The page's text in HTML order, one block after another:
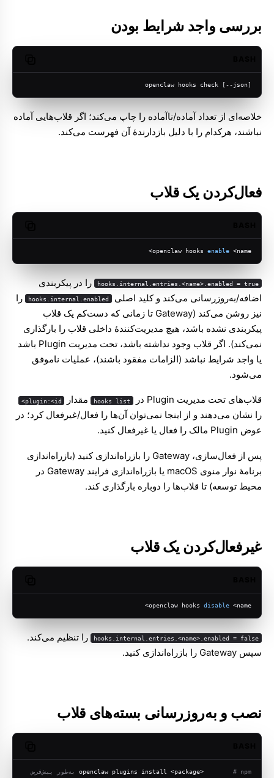
بررسی واجد شرایط بودن
openclaw hooks check [--json]
خلاصه‌ای از تعداد آماده/ناآماده را چاپ می‌کند؛ اگر قلاب‌هایی آماده
نباشند، هرکدام را با دلیل بازدارندهٔ آن فهرست می‌کند.
فعال‌کردن یک قلاب
openclaw hooks enable <name>
hooks.internal.entries.<name>.enabled = true را در پیکربندی
اضافه/به‌روزرسانی می‌کند و کلید اصلی
hooks.internal.enabled را
نیز روشن می‌کند (Gateway تا زمانی که دست‌کم یک قلاب
پیکربندی نشده باشد، هیچ مدیریت‌کنندهٔ داخلی قلاب را بارگذاری
نمی‌کند). اگر قلاب وجود نداشته باشد، تحت مدیریت Plugin باشد
یا واجد شرایط نباشد (الزامات مفقود باشند)، عملیات ناموفق
می‌شود.
قلاب‌های تحت مدیریت Plugin در hooks list مقدار plugin:<id>
را نشان می‌دهند و از اینجا نمی‌توان آن‌ها را فعال/غیرفعال کرد؛ در
عوض Plugin مالک را فعال یا غیرفعال کنید.
پس از فعال‌سازی، Gateway را بازراه‌اندازی کنید (بازراه‌اندازی
برنامهٔ نوار منوی macOS یا بازراه‌اندازی فرایند Gateway در
محیط توسعه) تا قلاب‌ها را دوباره بارگذاری کند.
غیرفعال‌کردن یک قلاب
openclaw hooks disable <name>
hooks.internal.entries.<name>.enabled = false را تنظیم می‌کند.
سپس Gateway را بازراه‌اندازی کنید.
نصب و به‌روزرسانی بسته‌های قلاب
openclaw plugins install <package> # npm به‌طور پیش‌فرض